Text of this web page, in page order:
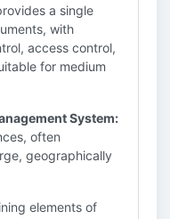
a single
with
access control,
for medium
System:
often
geographically
elements of